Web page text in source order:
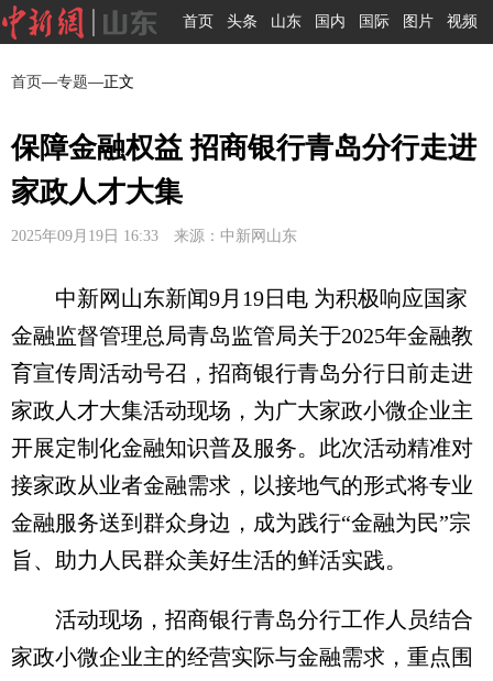
首页 头条 山东 国内 国际 图片 视频
首页—专题—正文
保障金融权益 招商银行青岛分行走进
家政人才大集
2025年09月19日 16:33 来源：中新网山东
中新网山东新闻9月19日电 为积极响应国家
金融监督管理总局青岛监管局关于2025年金融教
育宣传周活动号召，招商银行青岛分行日前走进
家政人才大集活动现场，为广大家政小微企业主
开展定制化金融知识普及服务。此次活动精准对
接家政从业者金融需求，以接地气的形式将专业
金融服务送到群众身边，成为践行“金融为民”宗
旨、助力人民群众美好生活的鲜活实践。
活动现场，招商银行青岛分行工作人员结合
家政小微企业主的经营实际与金融需求，重点围